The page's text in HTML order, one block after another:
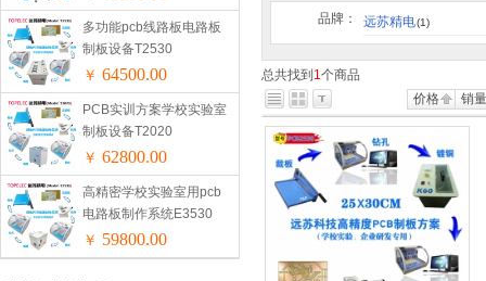
多功能pcb线路板电路板
制板设备T2530
￥ 64500.00
PCB实训方案学校实验室
制板设备T2020
￥ 62800.00
高精密学校实验室用pcb
电路板制作系统E3530
￥ 59800.00
品牌： 远苏精电(1)
总共找到 1个商品
价格
销量